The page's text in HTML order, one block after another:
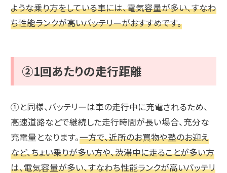
ような乗り方をしている車には、電気容量が多い、すなわ
ち性能ランクが高いバッテリーがおすすめです。
②1回あたりの走行距離
①と同様、バッテリーは車の走行中に充電されるため、
高速道路などで継続した走行時間が長い場合、充分な
充電量となります。一方で、近所のお買物や塾のお迎え
など、ちょい乗りが多い方や、渋滞中に走ることが多い方
は、電気容量が多い、すなわち性能ランクが高いバッテリ